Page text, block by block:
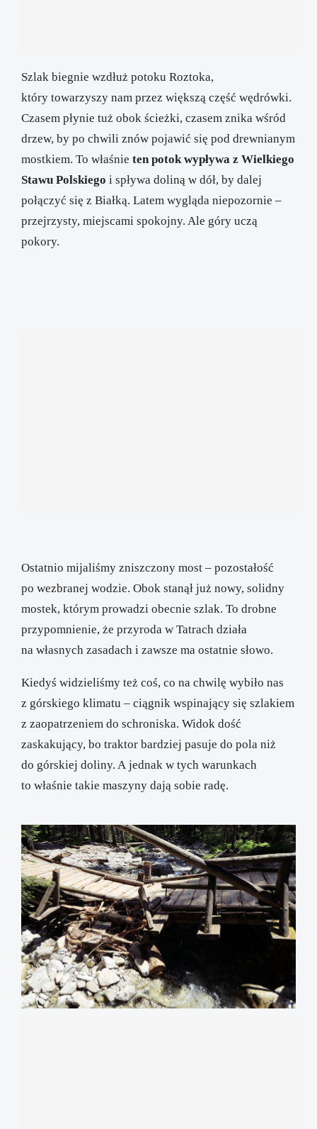
Szlak biegnie wzdłuż potoku Roztoka,
który towarzyszy nam przez większą część wędrówki.
Czasem płynie tuż obok ścieżki, czasem znika wśród
drzew, by po chwili znów pojawić się pod drewnianym
mostkiem. To właśnie ten potok wypływa z Wielkiego
Stawu Polskiego i spływa doliną w dół, by dalej
połączyć się z Białką. Latem wygląda niepozornie –
przejrzysty, miejscami spokojny. Ale góry uczą
pokory.
Ostatnio mijaliśmy zniszczony most – pozostałość
po wezbranej wodzie. Obok stanął już nowy, solidny
mostek, którym prowadzi obecnie szlak. To drobne
przypomnienie, że przyroda w Tatrach działa
na własnych zasadach i zawsze ma ostatnie słowo.
Kiedyś widzieliśmy też coś, co na chwilę wybiło nas
z górskiego klimatu – ciągnik wspinający się szlakiem
z zaopatrzeniem do schroniska. Widok dość
zaskakujący, bo traktor bardziej pasuje do pola niż
do górskiej doliny. A jednak w tych warunkach
to właśnie takie maszyny dają sobie radę.